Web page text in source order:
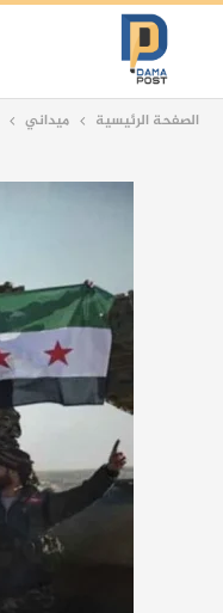
الصفحة الرئيسية ميداني